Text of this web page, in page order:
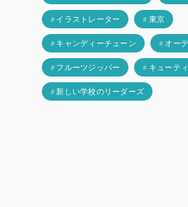
# イラストレーター # 東京
# キャンディーチューン # オー
# フルーツジッパー # キューテ
# 新しい学校のリーダーズ